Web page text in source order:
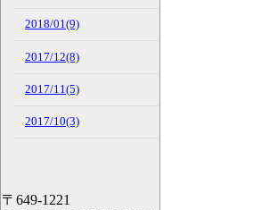
2018/01(9)
2017/12(8)
2017/11(5)
2017/10(3)
〒649-1221